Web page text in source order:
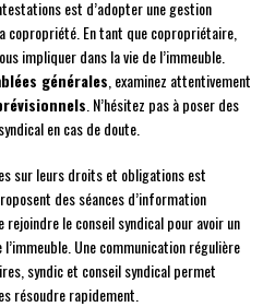
est d’adopter une gestion
En tant que copropriétaire,
impliquer dans la vie de l’immeuble.
générales , examinez attentivement
. N’hésitez pas à poser des
en cas de doute.
sur leurs droits et obligations est
des séances d’information
le conseil syndical pour avoir un
Une communication régulière
syndic et conseil syndical permet
résoudre rapidement.